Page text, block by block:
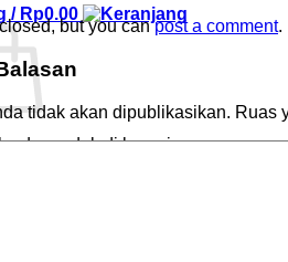
/ Rp0.00
ada produk di keranjang.
ke toko
but you canpost a comment.
tidak akan dipublikasikan. Ruas